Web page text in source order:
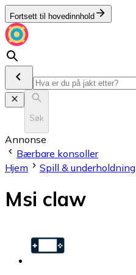
Fortsett til hovedinnhold
Søk
Annonse
Bærbare konsoller
Hjem
Spill & underholdning
Msi claw